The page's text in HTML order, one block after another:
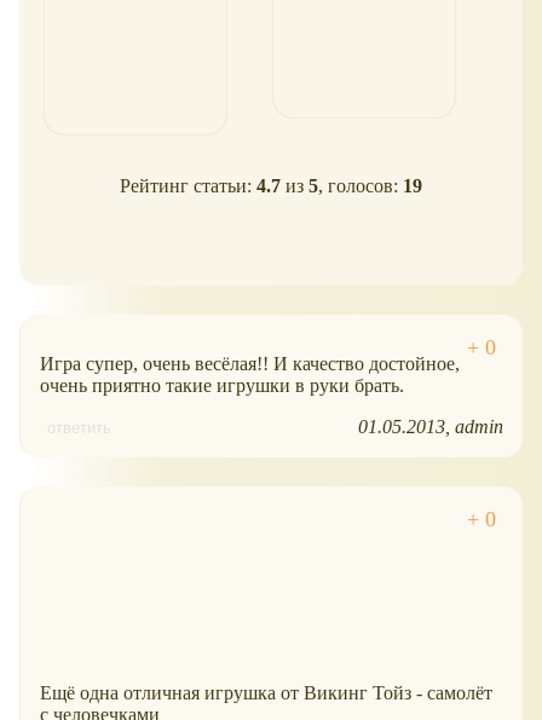
Рейтинг статьи: 4.7 из 5, голосов: 19
Игра супер, очень весёлая!! И качество достойное,
очень приятно такие игрушки в руки брать.
ответить 01.05.2013 admin
Ещё одна отличная игрушка от Викинг Тойз - самолёт
с человечками